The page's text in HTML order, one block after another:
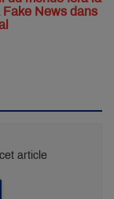
Fake News dans
article